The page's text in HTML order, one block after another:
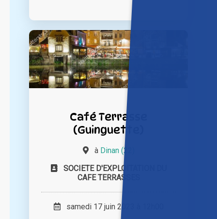
Café Terrasse
(Guinguette)
à Dinan (22)
SOCIETE D'EXPLOITATION DU
CAFE TERRASSES
samedi 17 juin 2023 à 12h00